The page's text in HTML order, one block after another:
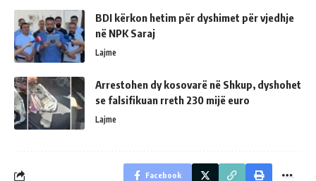
BDI kërkon hetim për dyshimet për vjedhje
në NPK Saraj
Lajme
Arrestohen dy kosovarë në Shkup, dyshohet
se falsifikuan rreth 230 mijë euro
Lajme
Facebook